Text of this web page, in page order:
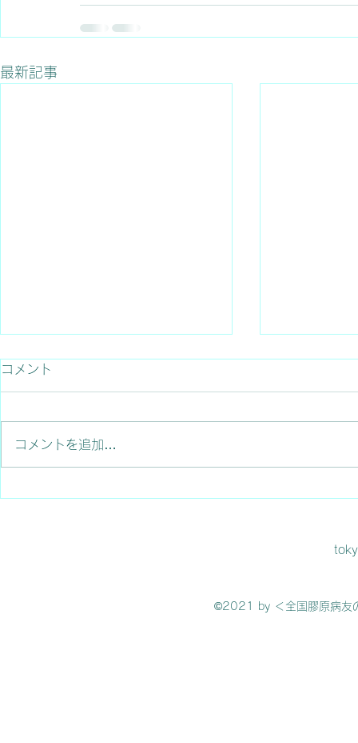
最新記事
💊アバコパン(タブネオス) に
コメント
コメントを追加…
©2021 by ＜全国膠原病友